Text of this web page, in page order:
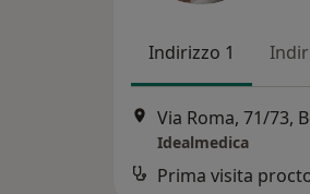
Indirizzo 1
Via Roma, 71/73,
Idealmedica
Prima visita